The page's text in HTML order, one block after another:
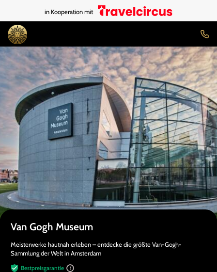
in Kooperation mit
Van Gogh Museum
Meisterwerke hautnah erleben – entdecke die größte Van-Gogh-
Sammlung der Welt in Amsterdam
Bestpreisgarantie